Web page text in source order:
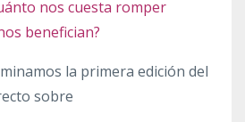
nos cuesta romper
benefician?
la primera edición del
sobre